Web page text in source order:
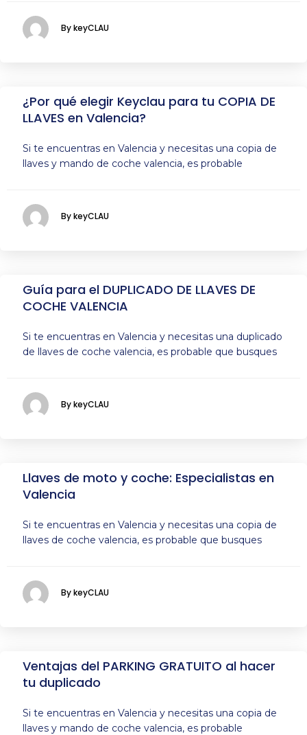
By keyCLAU
¿Por qué elegir Keyclau para tu COPIA DE
LLAVES en Valencia?
Si te encuentras en Valencia y necesitas una copia de
llaves y mando de coche valencia, es probable
By keyCLAU
Guía para el DUPLICADO DE LLAVES DE
COCHE VALENCIA
Si te encuentras en Valencia y necesitas una duplicado
de llaves de coche valencia, es probable que busques
By keyCLAU
Llaves de moto y coche: Especialistas en
Valencia
Si te encuentras en Valencia y necesitas una copia de
llaves de coche valencia, es probable que busques
By keyCLAU
Ventajas del PARKING GRATUITO al hacer
tu duplicado
Si te encuentras en Valencia y necesitas una copia de
llaves y mando de coche valencia, es probable